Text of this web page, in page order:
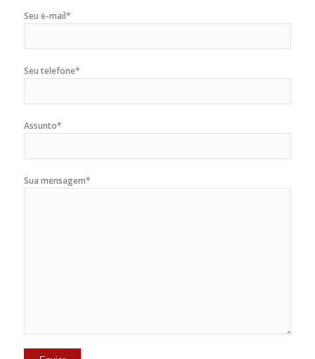
Seu e-mail*
Seu telefone*
Assunto*
Sua mensagem*